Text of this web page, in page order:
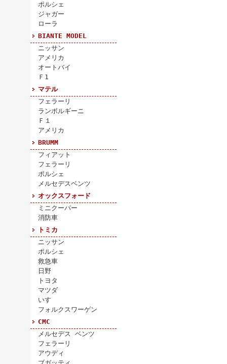
ポルシェ
ジャガー
ローラ
BIANTE MODEL
ニッサン
アメリカ
オートバイ
Ｆ1
マテル
フェラーリ
ランボルギーニ
Ｆ１
アメリカ
BRUMM
フィアット
フェラーリ
ポルシェ
メルセデスベンツ
オックスフォード
ミニクーパー
消防車
トミカ
ニッサン
ポルシェ
救急車
日野
トヨタ
マツダ
いすゞ
フォルクスワーゲン
CMC
メルセデス ベンツ
フェラーリ
アウディ